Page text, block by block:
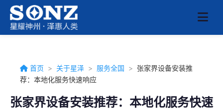
首页 > 关于星泽 > 服务全国 > 张家界设备安装推
荐：本地化服务快速响应
张家界设备安装推荐：本地化服务快速